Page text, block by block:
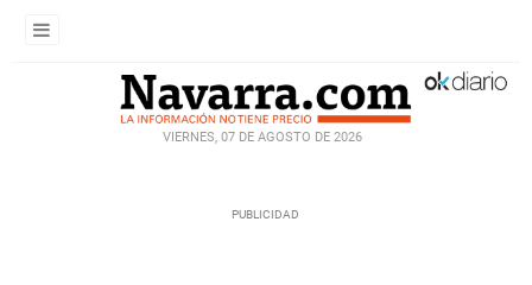
VIERNES, 07 DE AGOSTO DE 2026